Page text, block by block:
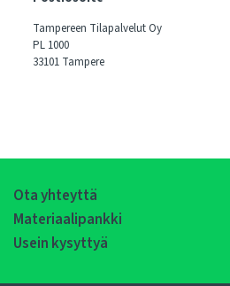
Tampereen Tilapalvelut Oy
PL 1000
33101 Tampere
Ota yhteyttä
Materiaalipankki
Usein kysyttyä